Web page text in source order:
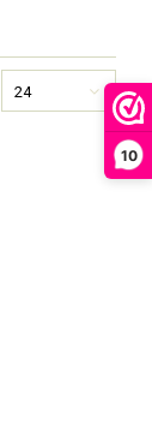
10
24